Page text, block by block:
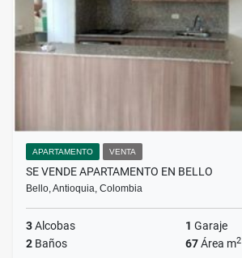
APARTAMENTO VENTA
SE VENDE APARTAMENTO EN BELLO
Bello, Antioquia, Colombia
3Alcobas 1 Garaje
2 Baños 67Área m2